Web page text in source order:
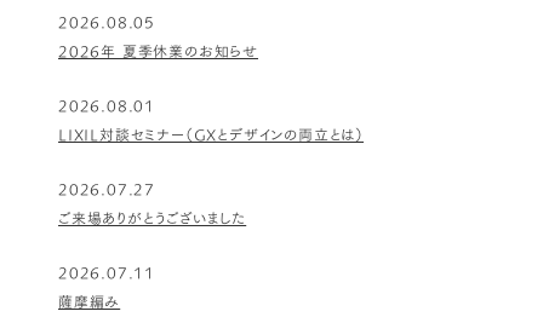
2026.08.05
2026年 夏季休業のお知らせ
2026.08.01
LIXIL対談セミナー（GXとデザインの両立とは）
2026.07.27
ご来場ありがとうございました
2026.07.11
薩摩編み